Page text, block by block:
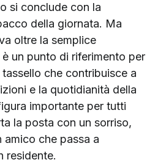
si conclude con la
della giornata. Ma
oltre la semplice
un punto di riferimento per
che contribuisce a
e la quotidianità della
importante per tutti
la posta con un sorriso,
amico che passa a
residente.